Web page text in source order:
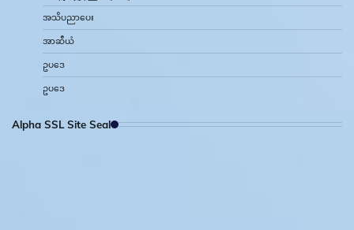
အသိပညာပေး
အာဆီယံ
ဥပဒေ
ဥပဒေ
Alpha SSL Site Seal